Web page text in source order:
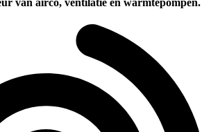
van airco, ventilatie en warmtepompen.